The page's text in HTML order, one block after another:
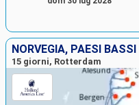
NORVEGIA, PAESI BASSI
15 giorni, Rotterdam